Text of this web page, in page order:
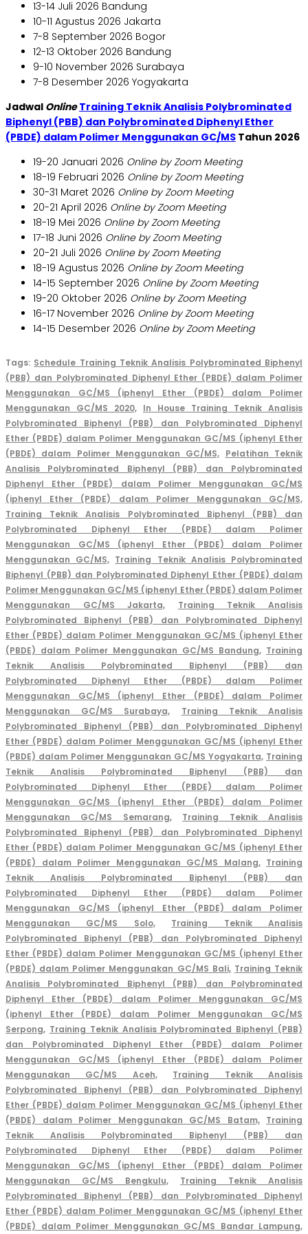
13-14 Juli 2026 Bandung
10-11 Agustus 2026 Jakarta
7-8 September 2026 Bogor
12-13 Oktober 2026 Bandung
9-10 November 2026 Surabaya
7-8 Desember 2026 Yogyakarta
Jadwal OnlineTraining Teknik Analisis Polybrominated
Biphenyl (PBB) dan Polybrominated Diphenyl Ether
(PBDE) dalam Polimer Menggunakan GC/MS Tahun 2026
19-20 Januari 2026 Online by Zoom Meeting
18-19 Februari 2026 Online by Zoom Meeting
30-31 Maret 2026 Online by Zoom Meeting
20-21 April 2026 Online by Zoom Meeting
18-19 Mei 2026 Online by Zoom Meeting
17-18 Juni 2026 Online by Zoom Meeting
20-21 Juli 2026 Online by Zoom Meeting
18-19 Agustus 2026 Online by Zoom Meeting
14-15 September 2026 Online by Zoom Meeting
19-20 Oktober 2026 Online by Zoom Meeting
16-17 November 2026 Online by Zoom Meeting
14-15 Desember 2026 Online by Zoom Meeting
Tags: Schedule Training Teknik Analisis Polybrominated Biphenyl
(PBB) dan Polybrominated Diphenyl Ether (PBDE) dalam Polimer
Menggunakan GC/MS (iphenyl Ether (PBDE) dalam Polimer
Menggunakan GC/MS 2020, In House Training Teknik Analisis
Polybrominated Biphenyl (PBB) dan Polybrominated Diphenyl
Ether (PBDE) dalam Polimer Menggunakan GC/MS (iphenyl Ether
(PBDE) dalam Polimer Menggunakan GC/MS, Pelatihan Teknik
Analisis Polybrominated Biphenyl (PBB) dan Polybrominated
Diphenyl Ether (PBDE) dalam Polimer Menggunakan GC/MS
(iphenyl Ether (PBDE) dalam Polimer Menggunakan GC/MS,
Training Teknik Analisis Polybrominated Biphenyl (PBB) dan
Polybrominated Diphenyl Ether (PBDE) dalam Polimer
Menggunakan GC/MS (iphenyl Ether (PBDE) dalam Polimer
Menggunakan GC/MS, Training Teknik Analisis Polybrominated
Biphenyl (PBB) dan Polybrominated Diphenyl Ether (PBDE) dalam
Polimer Menggunakan GC/MS (iphenyl Ether (PBDE) dalam Polimer
Menggunakan GC/MS Jakarta,
Training Teknik Analisis
Polybrominated Biphenyl (PBB) dan Polybrominated Diphenyl
Ether (PBDE) dalam Polimer Menggunakan GC/MS (iphenyl Ether
(PBDE) dalam Polimer Menggunakan GC/MS Bandung, Training
Teknik Analisis Polybrominated Biphenyl (PBB) dan
Polybrominated Diphenyl Ether (PBDE) dalam Polimer
Menggunakan GC/MS (iphenyl Ether (PBDE) dalam Polimer
Menggunakan GC/MS Surabaya,
Training Teknik Analisis
Polybrominated Biphenyl (PBB) dan Polybrominated Diphenyl
Ether (PBDE) dalam Polimer Menggunakan GC/MS (iphenyl Ether
(PBDE) dalam Polimer Menggunakan GC/MS Yogyakarta, Training
Teknik Analisis Polybrominated Biphenyl (PBB) dan
Polybrominated Diphenyl Ether (PBDE) dalam Polimer
Menggunakan GC/MS (iphenyl Ether (PBDE) dalam Polimer
Menggunakan GC/MS Semarang,
Training Teknik Analisis
Polybrominated Biphenyl (PBB) dan Polybrominated Diphenyl
Ether (PBDE) dalam Polimer Menggunakan GC/MS (iphenyl Ether
(PBDE) dalam Polimer Menggunakan GC/MS Malang, Training
Teknik Analisis Polybrominated Biphenyl (PBB) dan
Polybrominated Diphenyl Ether (PBDE) dalam Polimer
Menggunakan GC/MS (iphenyl Ether (PBDE) dalam Polimer
Menggunakan GC/MS Solo,
Training Teknik Analisis
Polybrominated Biphenyl (PBB) dan Polybrominated Diphenyl
Ether (PBDE) dalam Polimer Menggunakan GC/MS (iphenyl Ether
(PBDE) dalam Polimer Menggunakan GC/MS Bali, Training Teknik
Analisis Polybrominated Biphenyl (PBB) dan Polybrominated
Diphenyl Ether (PBDE) dalam Polimer Menggunakan GC/MS
(iphenyl Ether (PBDE) dalam Polimer Menggunakan GC/MS
Serpong, Training Teknik Analisis Polybrominated Biphenyl (PBB)
dan Polybrominated Diphenyl Ether (PBDE) dalam Polimer
Menggunakan GC/MS (iphenyl Ether (PBDE) dalam Polimer
Menggunakan GC/MS Aceh,
Training Teknik Analisis
Polybrominated Biphenyl (PBB) dan Polybrominated Diphenyl
Ether (PBDE) dalam Polimer Menggunakan GC/MS (iphenyl Ether
(PBDE) dalam Polimer Menggunakan GC/MS Batam,
Training
Teknik Analisis Polybrominated Biphenyl (PBB) dan
Polybrominated Diphenyl Ether (PBDE) dalam Polimer
Menggunakan GC/MS (iphenyl Ether (PBDE) dalam Polimer
Menggunakan GC/MS Bengkulu,
Training Teknik Analisis
Polybrominated Biphenyl (PBB) dan Polybrominated Diphenyl
Ether (PBDE) dalam Polimer Menggunakan GC/MS (iphenyl Ether
(PBDE) dalam Polimer Menggunakan GC/MS Bandar Lampung,